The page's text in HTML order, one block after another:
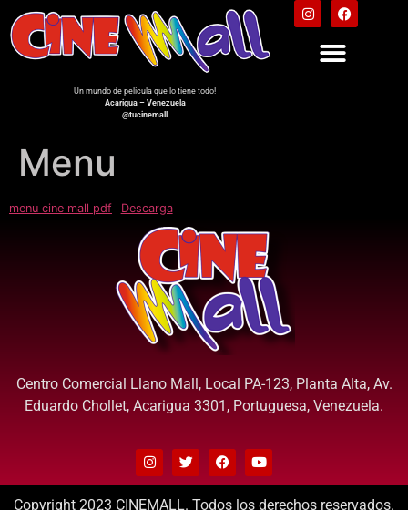
Un mundo de película que lo tiene todo!
Acarigua – Venezuela
@tucinemall
Menu
menu cine mall pdf Descarga
Centro Comercial Llano Mall, Local PA-123, Planta Alta, Av.
Eduardo Chollet, Acarigua 3301, Portuguesa, Venezuela.
Copyright 2023 CINEMALL. Todos los derechos reservados.